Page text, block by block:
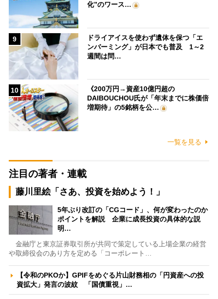
化”のワース…
9
ドライアイスを使わず遺体を保つ「エ
ンバーミング」が日本でも普及 1～2
週間は問…
10
《200万円→資産10億円超の
DAIBOUCHOU氏が「年末までに株価倍
増期待」の5銘柄を公…
一覧を見る
注目の著者・連載
藤川里絵「さあ、投資を始めよう！」
5年ぶり改訂の「CGコード」、何が変わったのか
ポイントを解説 企業に成長投資の具体的な説
明…
金融庁と東京証券取引所が共同で策定している上場企業の経営
や取締役会のあり方を定める「コーポレート…
【令和のPKOか】GPIFをめぐる片山財務相の「円資産への投
資拡大」発言の波紋 「国債重視」…